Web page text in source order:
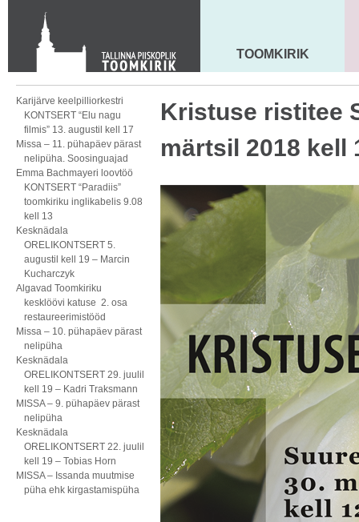
KONTAKT
Toom-Kooli 6, 10130 TALLINN
tallinna.toom@eelk.ee
MAARJA KIRIK
TOOMKIRIK
Karijärve keelpilliorkestri
KONTSERT “Elu nagu
filmis” 13. augustil kell 17
Missa – 11. pühapäev pärast
nelipüha. Soosinguajad
Emma Bachmayeri loovtöö
KONTSERT “Paradiis”
toomkiriku inglikabelis 9.08
kell 13
Kesknädala
ORELIKONTSERT 5.
augustil kell 19 – Marcin
Kucharczyk
Algavad Toomkiriku
kesklöövi katuse 2. osa
restaureerimistööd
Missa – 10. pühapäev pärast
nelipüha
Kesknädala
ORELIKONTSERT 29. juulil
kell 19 – Kadri Traksmann
MISSA – 9. pühapäev pärast
nelipüha
Kesknädala
ORELIKONTSERT 22. juulil
kell 19 – Tobias Horn
MISSA – Issanda muutmise
püha ehk kirgastamispüha
Kristuse ristitee
märtsil 2018 kell